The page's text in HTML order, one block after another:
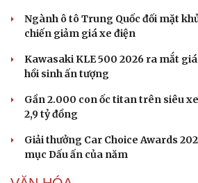
Ngành ô tô Trung Quốc đối mặt
chiến giảm giá xe điện
Kawasaki KLE 500 2026 ra mắt
hồi sinh ấn tượng
Gần 2.000 con ốc titan trên siêu
2,9 tỷ đồng
Giải thưởng Car Choice Awards
mục Dấu ấn của năm